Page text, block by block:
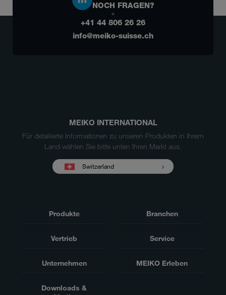
NOCH FRAGEN?
+41 44 806 26 26
info@meiko-suisse.ch
MEIKO INTERNATIONAL
Für detailierte Informationen zu unseren Produkten in Ihrem
Land wählen Sie bitte unten Ihren Markt aus.
Switzerland
Produkte Branchen
Vertrieb Service
Unternehmen MEIKO Erleben
Downloads &